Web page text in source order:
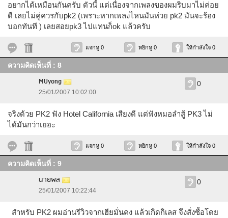
อยากได้เหมือนกันครับ ตัวนี้ แต่เนื่องจากเพลงของผมริบมาไม่ค่อย
ดี เลยไม่คู่ควรกับpk2 (เพราะหากเพลงไหนมันห่วย pk2 มันจะร้อง
บอกทันที ) เลยสอยpk3 ไปแทนก็ok แล้วครับ
แจกหู 0 หยิกหู 0 ให้กำลังใจ 0
ความคิดเห็นที่ : 8
MUyong
25/01/2007 10:02:00
0
จริงด้วย PK2 ฟัง Hotel California เสียงดี แต่ฟังหมอลำสู้ PK3 ไม่
ได้มันกว่าเยอะ
แจกหู 0 หยิกหู 0 ให้กำลังใจ 0
ความคิดเห็นที่ : 9
นายพล
25/01/2007 10:22:44
0
สำหรับ PK2 ผมอ่านรีวิวจากเฮียมั่นคง แล้วเกิดกิเลส จึงสั่งซื้อโดย